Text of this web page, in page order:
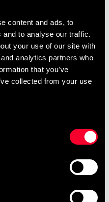
content and ads, to
to analyse our traffic.
your use of our site with
analytics partners who
that you’ve
collected from your use
färg 60 kg / Lila färg
cm
samt länk till online
13,8 x 34 x 5 cm